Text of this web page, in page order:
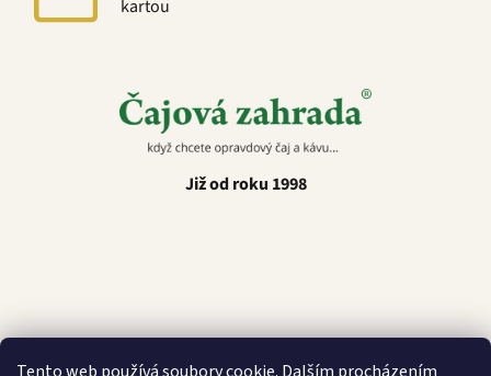
kartou
Již od roku 1998
Latino Café